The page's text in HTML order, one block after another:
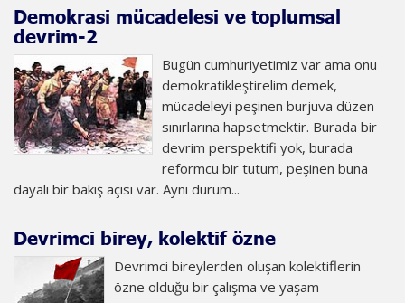
Demokrasi mücadelesi ve toplumsal
devrim-2
Bugün cumhuriyetimiz var ama onu
demokratikleştirelim demek,
mücadeleyi peşinen burjuva düzen
sınırlarına hapsetmektir. Burada bir
devrim perspektifi yok, burada
reformcu bir tutum, peşinen buna
dayalı bir bakış açısı var. Aynı durum...
Devrimci birey, kolektif özne
Devrimci bireylerden oluşan kolektiflerin
özne olduğu bir çalışma ve yaşam